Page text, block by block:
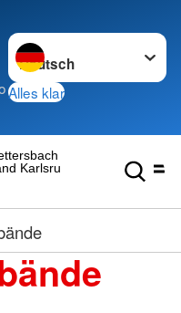
Sprache wechseln zu
Alles klar
Karlsruhe e.V.